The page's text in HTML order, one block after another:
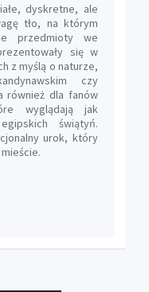
dyskretne, ale
tło, na którym
przedmioty we
się w
z myślą o naturze,
czy
również dla fanów
wyglądają jak
świątyń.
urok, który